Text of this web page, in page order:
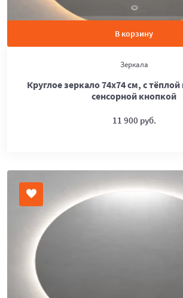
В корзину
Зеркала
Круглое зеркало 74х74 см, с
сенсорной кнопкой
11 900 руб.